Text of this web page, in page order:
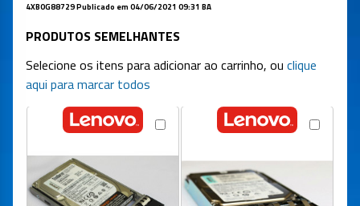
4XB0G88729Publicado em 04/06/2021 09:31 BA
PRODUTOS SEMELHANTES
Selecione os itens para adicionar ao carrinho, ou clique
aqui para marcar todos